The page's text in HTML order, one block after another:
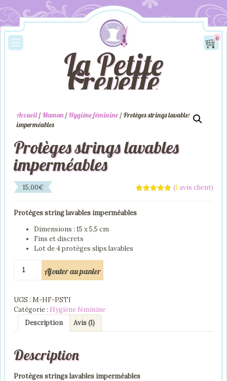
La Petite
Crevette
0
Accueil/ Maman / Hygiène féminine / Protèges strings lavables
imperméables
Protèges strings lavables
imperméables
basé sur
notation
(1 avis client)
15,00€
Protèges string lavables imperméables
Dimensions : 15 x 5,5 cm
Fins et discrets
Lot de 4 protèges slips lavables
lavables
imperméables
Ajouter au panier
UGS : M-HF-PSTI
Catégorie : Hygiène féminine
Description
Avis (1)
Description
Protèges strings lavables imperméables